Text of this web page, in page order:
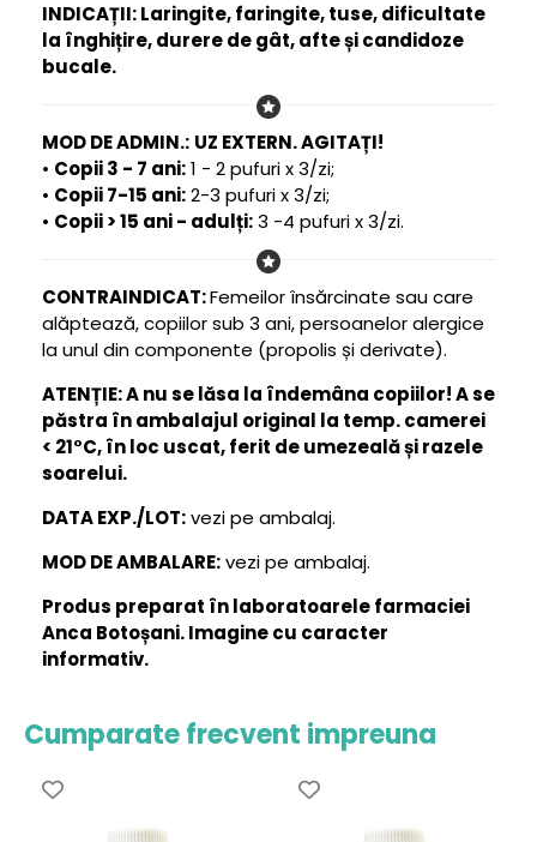
INDICAȚII:Laringite, faringite, tuse, dificultate
la înghițire, durere de gât, afte și candidoze
bucale.
MOD DE ADMIN.: UZ EXTERN. AGITAȚI!
• Copii 3 - 7 ani:1 - 2 pufuri x 3/zi;
• Copii 7-15 ani:2-3 pufuri x 3/zi;
• Copii > 15 ani - adulți:3 -4 pufuri x 3/zi.
CONTRAINDICAT:Femeilor însărcinate sau care
alăptează, copiilor sub 3 ani, persoanelor alergice
la unul din componente (propolis și derivate).
ATENȚIE:A nu se lăsa la îndemâna copiilor! A se
păstra în ambalajul original la temp. camerei
< 21°C, în loc uscat, ferit de umezeală și razele
soarelui.
DATA EXP./LOT:vezi pe ambalaj.
MOD DE AMBALARE:vezi pe ambalaj.
Produs preparat în laboratoarele farmaciei
Anca Botoșani. Imagine cu caracter
informativ.
Cumparate frecvent impreuna